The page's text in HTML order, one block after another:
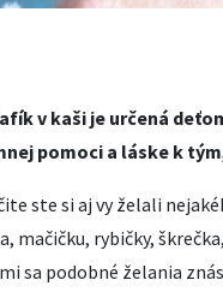
v kaši je určená
pomoci a láske k
ste si aj vy želali
mačičku, rybičky,
sa podobné želania